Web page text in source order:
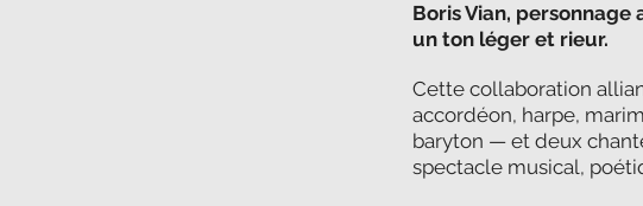
Boris Vian,
un ton léger et rieur.
Cette collaboration
accordéon, harpe,
baryton — et deux
spectacle musical,